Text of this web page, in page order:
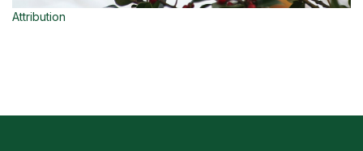
Attribution